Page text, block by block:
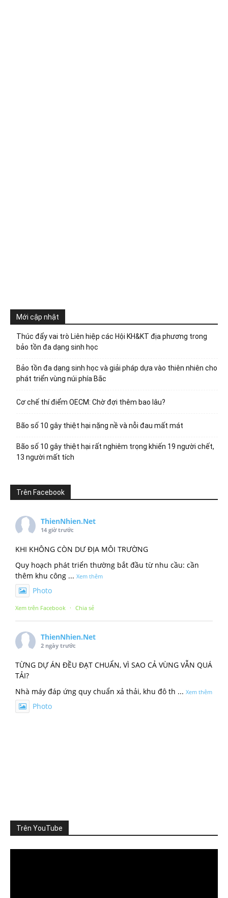
Mới cập nhật
Thúc đẩy vai trò Liên hiệp các Hội KH&KT địa phương trong
bảo tồn đa dạng sinh học
Bảo tồn đa dạng sinh học và giải pháp dựa vào thiên nhiên cho
phát triển vùng núi phía Bắc
Cơ chế thí điểm OECM: Chờ đợi thêm bao lâu?
Bão số 10 gây thiệt hại nặng nề và nỗi đau mất mát
Bão số 10 gây thiệt hại rất nghiêm trọng khiến 19 người chết,
13 người mất tích
Trên Facebook
ThienNhien.Net
14 giờ trước
KHI KHÔNG CÒN DƯ ĐỊA MÔI TRƯỜNG
Quy hoạch phát triển thường bắt đầu từ nhu cầu: cần
thêm khu công ... Xem thêm
Photo
Xem trên Facebook · Chia sẻ
ThienNhien.Net
2 ngày trước
TỪNG DỰ ÁN ĐỀU ĐẠT CHUẨN, VÌ SAO CẢ VÙNG VẪN QUÁ
TẢI?
Nhà máy đáp ứng quy chuẩn xả thải, khu đô th ... Xem thêm
Photo
Photo
Trên YouTube